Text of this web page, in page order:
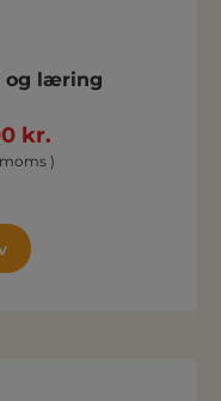
og læring
kr.
)